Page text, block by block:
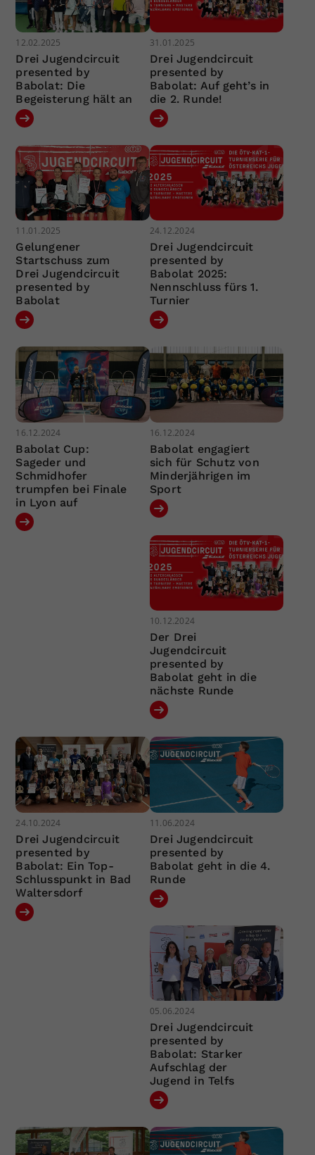
12.02.2025
Drei Jugendcircuit
presented by
Babolat: Die
Begeisterung hält an
31.01.2025
Drei Jugendcircuit
presented by
Babolat: Auf geht’s in
die 2. Runde!
11.01.2025
Gelungener
Startschuss zum
Drei Jugendcircuit
presented by
Babolat
24.12.2024
Drei Jugendcircuit
presented by
Babolat 2025:
Nennschluss fürs 1.
Turnier
16.12.2024
Babolat Cup:
Sageder und
Schmidhofer
trumpfen bei Finale
in Lyon auf
16.12.2024
Babolat engagiert
sich für Schutz von
Minderjährigen im
Sport
10.12.2024
Der Drei
Jugendcircuit
presented by
Babolat geht in die
nächste Runde
24.10.2024
Drei Jugendcircuit
presented by
Babolat: Ein Top-
Schlusspunkt in Bad
Waltersdorf
11.06.2024
Drei Jugendcircuit
presented by
Babolat geht in die 4.
Runde
05.06.2024
Drei Jugendcircuit
presented by
Babolat: Starker
Aufschlag der
Jugend in Telfs